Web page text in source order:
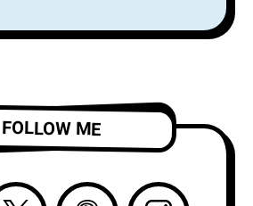
ツアーのオープニン
LP『Alight and
「Complication」の
ビデオを公開！
FOLLOW ME